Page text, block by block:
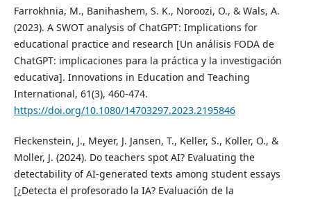
Farrokhnia, M., Banihashem, S. K., Noroozi, O., & Wals, A.
(2023). A SWOT analysis of ChatGPT: Implications for
educational practice and research [Un análisis FODA de
ChatGPT: implicaciones para la práctica y la investigación
educativa]. Innovations in Education and Teaching
International, 61(3), 460-474.
https://doi.org/10.1080/14703297.2023.2195846
Fleckenstein, J., Meyer, J. Jansen, T., Keller, S., Koller, O., &
Moller, J. (2024). Do teachers spot AI? Evaluating the
detectability of AI-generated texts among student essays
[¿Detecta el profesorado la IA? Evaluación de la